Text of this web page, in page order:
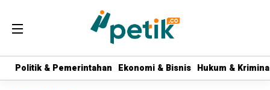
Politik & Pemerintahan Ekonomi & Bisnis Hukum &
Politik & Pemerintahan Ekonomi & Bisnis Hukum &